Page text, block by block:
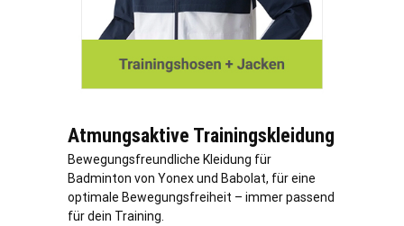
Atmungsaktive Trainingskleidung
Bewegungsfreundliche Kleidung für
Badminton von Yonex und Babolat, für eine
optimale Bewegungsfreiheit – immer passend
für dein Training.